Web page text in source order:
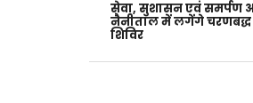
सेवा, सुशासन एवं समर्पण
नैनीताल में लगेंगे चरणबद्ध
शिविर